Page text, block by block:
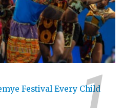
Festival Every Child